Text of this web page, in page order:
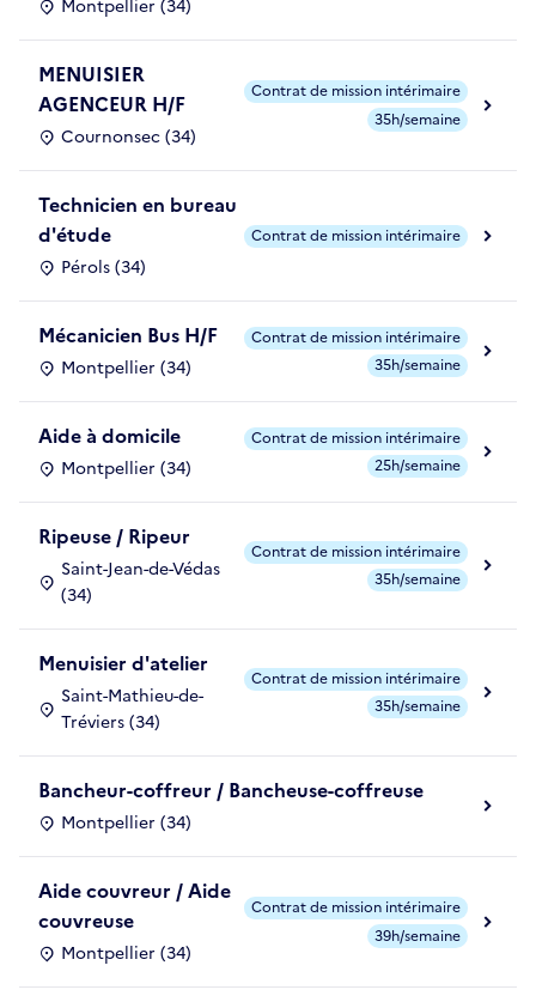
Montpellier (34)
MENUISIER
AGENCEUR H/F
Cournonsec (34)
Contrat de mission intérimaire
35h/semaine
Technicien en bureau
d'étude
Pérols (34)
Contrat de mission intérimaire
Mécanicien Bus H/F
Montpellier (34)
Contrat de mission intérimaire
35h/semaine
Aide à domicile
Montpellier (34)
Contrat de mission intérimaire
25h/semaine
Ripeuse / Ripeur
Saint-Jean-de-Védas
(34)
Contrat de mission intérimaire
35h/semaine
Menuisier d'atelier
Saint-Mathieu-de-
Tréviers (34)
Contrat de mission intérimaire
35h/semaine
Bancheur-coffreur / Bancheuse-coffreuse
Montpellier (34)
Aide couvreur / Aide
couvreuse
Montpellier (34)
Contrat de mission intérimaire
39h/semaine